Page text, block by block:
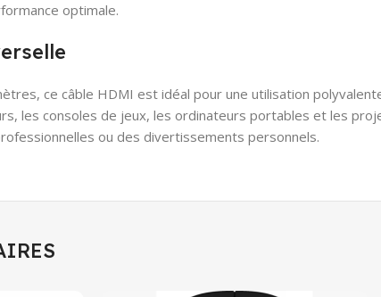
optimale.
ce câble HDMI est idéal pour une utilisation
les consoles de jeux, les ordinateurs portables et les
ou des divertissements personnels.